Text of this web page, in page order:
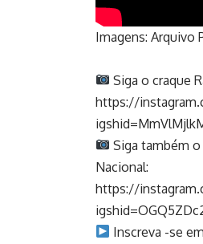
Imagens: Arquivo
Siga o craque
https://
Siga também
Nacional:
https://
Inscreva -se